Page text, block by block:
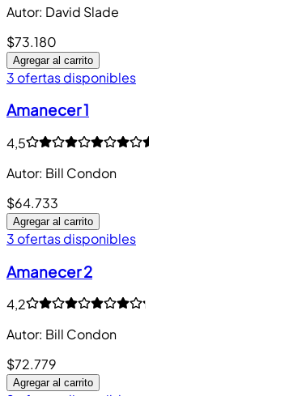
Autor: David Slade
$73.180
Agregar al carrito
3 ofertas disponibles
Amanecer 1
4,5
Autor: Bill Condon
$64.733
Agregar al carrito
3 ofertas disponibles
Amanecer 2
4,2
Autor: Bill Condon
$72.779
Agregar al carrito